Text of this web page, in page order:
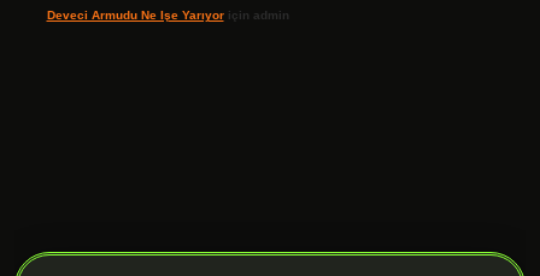
Deveci Armudu Ne Işe Yarıyoriçin admin